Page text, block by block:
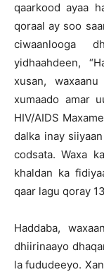
qaarkood ayaa
qoraal ay soo
ciwaanlooga
yidhaahdeen,
xusan,
xumaado amar
HIV/AIDS
dalka inay
codsata. Waxa
khaldan ka
qaar lagu qoray
Haddaba,
dhiirinaayo
la fududeeyo.